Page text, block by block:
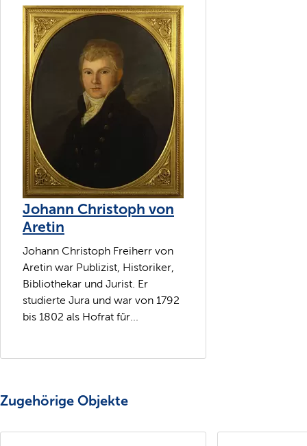
Johann Christoph von
Aretin
Johann Christoph Freiherr von
Aretin war Publizist, Historiker,
Bibliothekar und Jurist. Er
studierte Jura und war von 1792
bis 1802 als Hofrat für...
Zugehörige Objekte